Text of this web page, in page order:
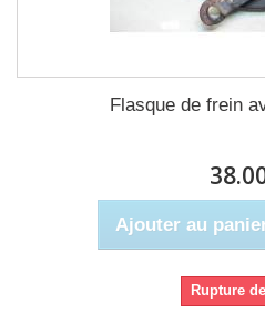
Flasque de frein
Ajouter au
Rupture